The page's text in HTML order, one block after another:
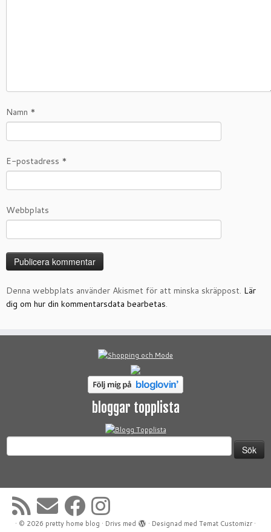
Namn *
E-postadress *
Webbplats
Denna webbplats använder Akismet för att minska skräppost. Lär
dig om hur din kommentarsdata bearbetas.
bloggar topplista
efter:
· © 2026 pretty home blog · Drivs med · Designad med Temat Customizr·